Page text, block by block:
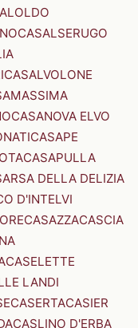
CASALSERUGO
CASALVOLONE
CASANOVA ELVO
CASAPE
CASAPULLA
DELLA DELIZIA
D'INTELVI
CASAZZACASCIA
CASELETTE
LANDI
CASERTACASIER
CASLINO D'ERBA